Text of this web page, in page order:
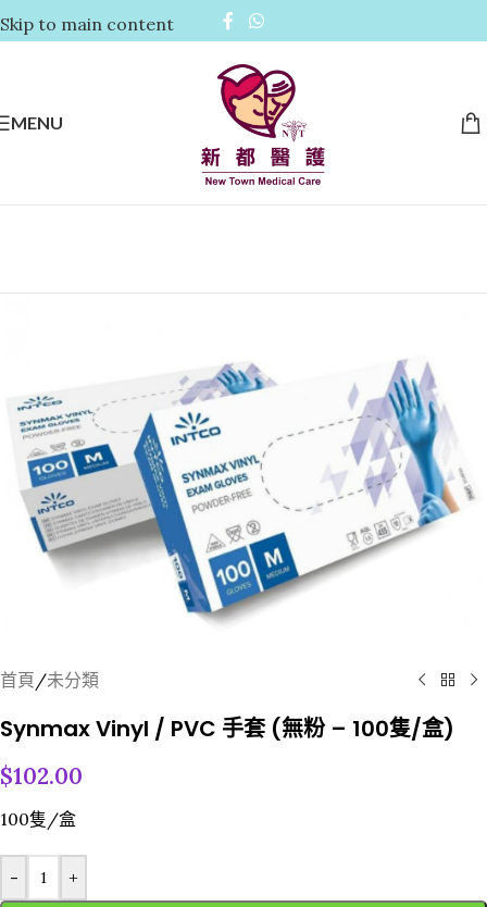
Skip to main content
MENU
首頁/未分類
Synmax Vinyl / PVC 手套 (無粉 – 100隻/盒)
$102.00
100隻/盒
- +